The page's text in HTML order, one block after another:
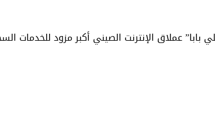
بابا” عملاق الإنترنت الصيني أكبر مزود